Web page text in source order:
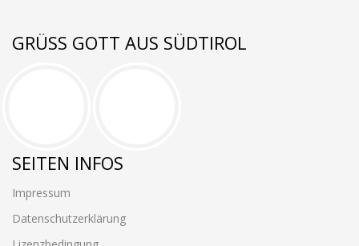
GRÜSS GOTT AUS SÜDTIROL
SEITEN INFOS
Impressum
Datenschutzerklärung